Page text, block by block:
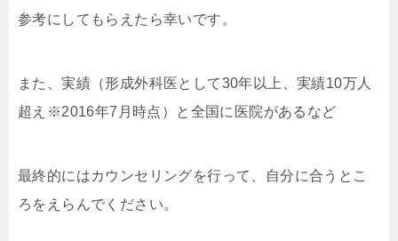
参考にしてもらえたら幸いです。
また、実績（形成外科医として30年以上、実績10万人
超え※2016年7月時点）と全国に医院があるなど
最終的にはカウンセリングを行って、自分に合うとこ
ろをえらんでください。